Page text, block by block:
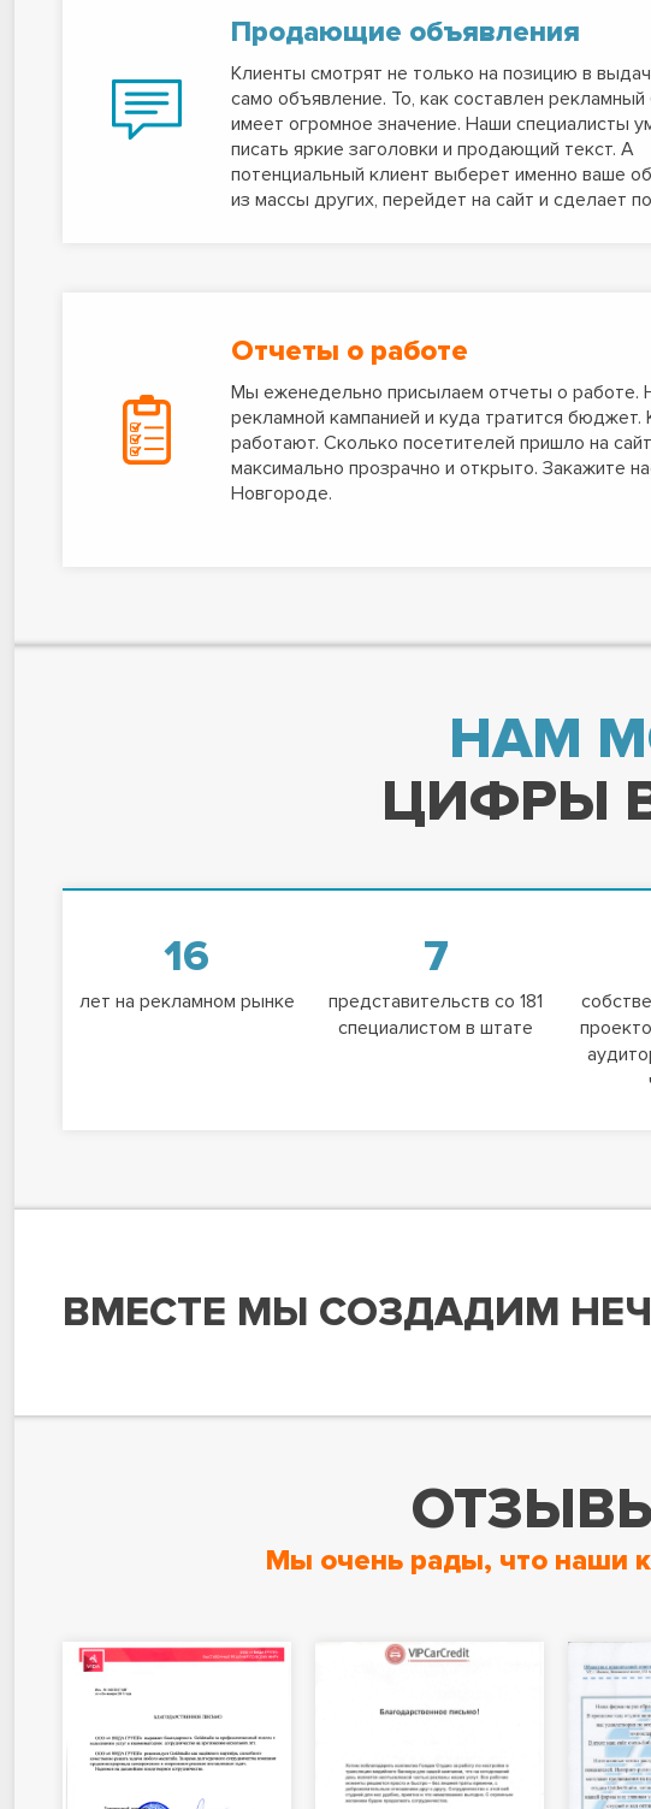
Продающие объявления
Клиенты смотрят не только на позицию в
само объявление. То, как составлен рекламный
имеет огромное значение. Наши специалисты
писать яркие заголовки и продающий текст. А
потенциальный клиент выберет именно ваше
из массы других, перейдет на сайт и сделает
Отчеты о работе
Мы еженедельно присылаем отчеты о работе.
рекламной кампанией и куда тратится
работают. Сколько посетителей пришло на
максимально прозрачно и открыто. Закажите
Новгороде.
НАМ
ЦИФРЫ
16
лет на рекламном рынке
7
представительств со 181
специалистом в штате
ВМЕСТЕ МЫ СОЗДАДИМ
Мы очень рады, что наши